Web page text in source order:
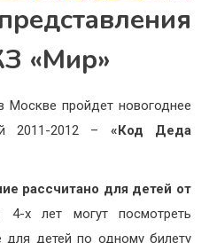
«Мир»
Москве пройдет новогоднее
2011-2012 – «Код Деда
рассчитано для детей от
х лет могут посмотреть
для детей по одному билету